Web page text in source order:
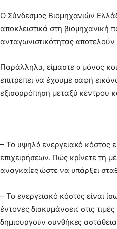
Ο Σύνδεσμος Βιομηχανιών
αποκλειστικά στη βιομηχανική
ανταγωνιστικότητας
Παράλληλα, είμαστε ο μόνος
επιτρέπει να έχουμε σαφή
εξισορρόπηση μεταξύ κέντρου
– Το υψηλό ενεργειακό κόστος
επιχειρήσεων. Πώς κρίνετε τη
αναγκαίες ώστε να υπάρξει
– Το ενεργειακό κόστος είναι
έντονες διακυμάνσεις στις
δημιουργούν συνθήκες